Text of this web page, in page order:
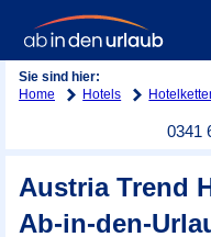
Sie sind hier:
Home
Hotels
0341
Austria Trend
Ab-in-den-